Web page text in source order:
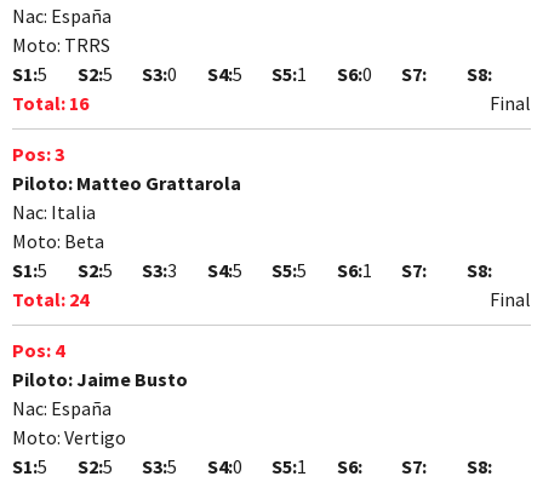
Nac: España
Moto: TRRS
S1:5 S2:5 S3:0 S4:5 S5:1 S6:0 S7:
S8:
Total: 16 Final
Pos:3
Piloto: Matteo Grattarola
Nac: Italia
Moto: Beta
S1:5 S2:5 S3:3 S4:5 S5:5 S6:1 S7:
S8:
Total: 24 Final
Pos: 4
Piloto:Jaime Busto
Nac: España
Moto: Vertigo
S1:5 S2:5 S3:5 S4:0 S5:1 S6: S7:
S8: